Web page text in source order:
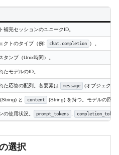
補完セッションのユニークID。
クトのタイプ（例: chat.completion ）。
タンプ（Unix時間）。
たモデルのID。
た応答の配列。各要素は message (オブジェクト
(String) と content (String) を持つ。モデルの回
の使用状況。 prompt_tokens completion_tokens
選択